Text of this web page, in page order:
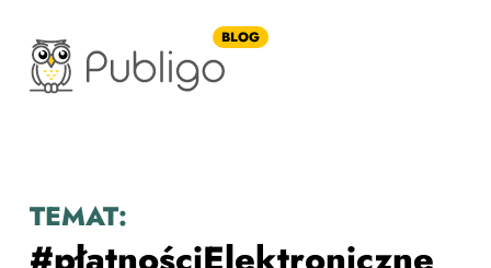
BLOG
TEMAT: